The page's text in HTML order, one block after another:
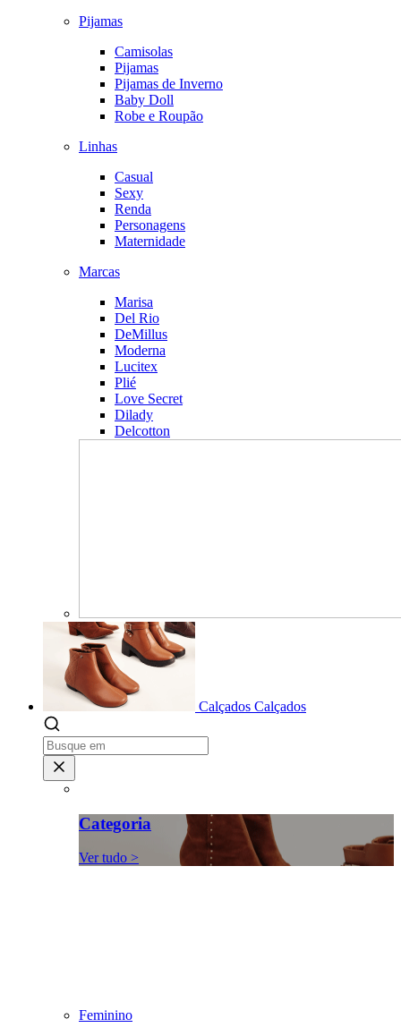
Pijamas
Camisolas
Pijamas
Pijamas de Inverno
Baby Doll
Robe e Roupão
Linhas
Casual
Sexy
Renda
Personagens
Maternidade
Marcas
Marisa
Del Rio
DeMillus
Moderna
Lucitex
Plié
Love Secret
Dilady
Delcotton
Calçados Calçados
Categoria
Ver tudo >
Feminino